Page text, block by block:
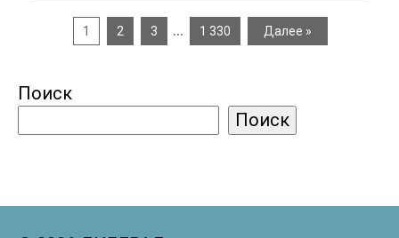
1 2 3 … 1 330 Далее »
Поиск
Поиск